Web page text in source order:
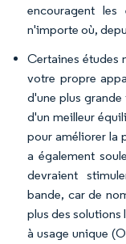
encouragent
n'importe où,
Certaines études
votre propre
d'une plus
d'un meilleur
pour améliorer la
a également
devraient
bande, car de
plus des solutions
à usage unique